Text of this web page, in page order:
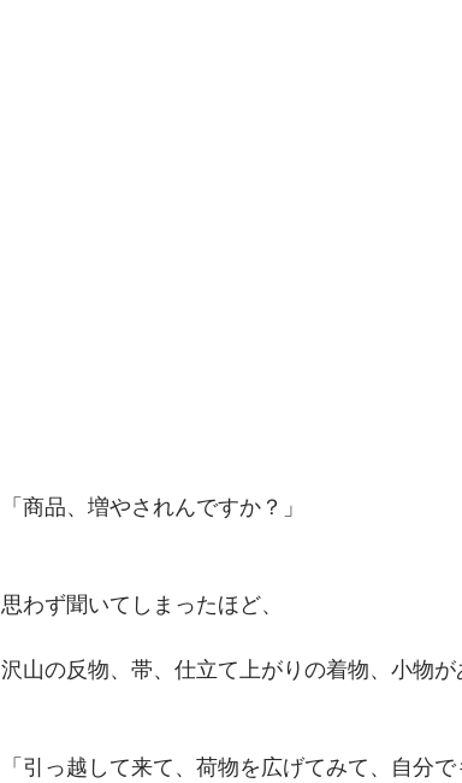
「商品、増やされんですか？」
思わず聞いてしまったほど、
沢山の反物、帯、仕立て上がりの着物、小物が
「引っ越して来て、荷物を広げてみて、自分